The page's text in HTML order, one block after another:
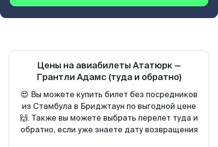
Цены на авиабилеты Ататюрк —
Грантли Адамс (туда и обратно)
😍 Вы можете купить билет без посредников
из Стамбула в Бриджтаун по выгодной цене
🙌. Также вы можете выбрать перелет туда и
обратно, если уже знаете дату возвращения